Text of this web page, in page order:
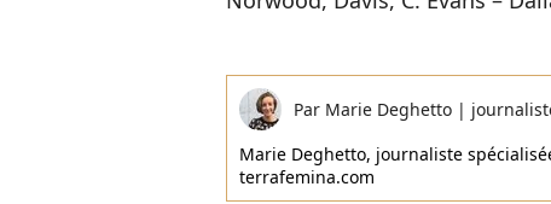
Par Marie Deghetto |
Marie Deghetto, journaliste
terrafemina.com